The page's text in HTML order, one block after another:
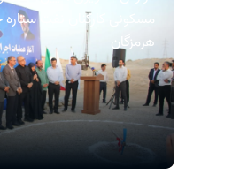
مسکونی کارکنان نفت
هرمزگان